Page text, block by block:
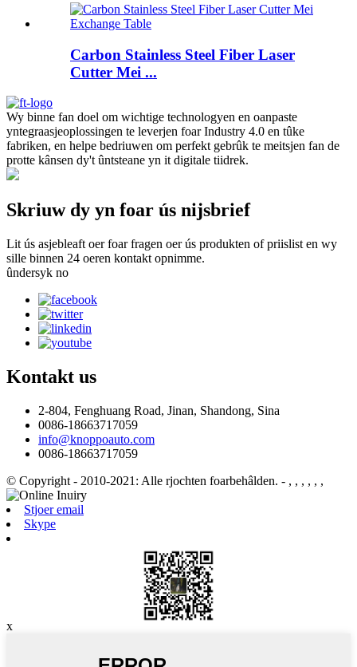
Carbon Stainless Steel Fiber Laser
Cutter Mei ...
Wy binne fan doel om wichtige technologyen en oanpaste
yntegraasjeoplossingen te leverjen foar Industry 4.0 en tûke
fabriken, en helpe bedriuwen om perfekt gebrûk te meitsjen fan de
protte kânsen dy't ûntsteane yn it digitale tiidrek.
Skriuw dy yn foar ús nijsbrief
Lit ús asjebleaft oer foar fragen oer ús produkten of priislist en wy
sille binnen 24 oeren kontakt opnimme.
ûndersyk no
Kontakt us
2-804, Fenghuang Road, Jinan, Shandong, Sina
0086-18663717059
info@knoppoauto.com
0086-18663717059
© Copyright - 2010-2021: Alle rjochten foarbehâlden. - , , , , , ,
Stjoer email
Skype
x